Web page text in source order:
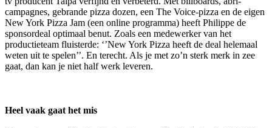
campagnes, gebrande pizza dozen, een The Voice-pizza en de eigen
New York Pizza Jam (een online programma) heeft Philippe de
sponsordeal optimaal benut. Zoals een medewerker van het
productieteam fluisterde: ‘’New York Pizza heeft de deal helemaal
weten uit te spelen’’. En terecht. Als je met zo’n sterk merk in zee
gaat, dan kan je niet half werk leveren.
Heel vaak gaat het mis